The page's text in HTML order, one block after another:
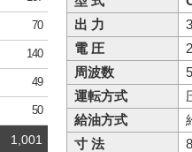
70
140
49
50
1,001
出 力
電 圧
周波数
運転方式
給油方式
寸 法